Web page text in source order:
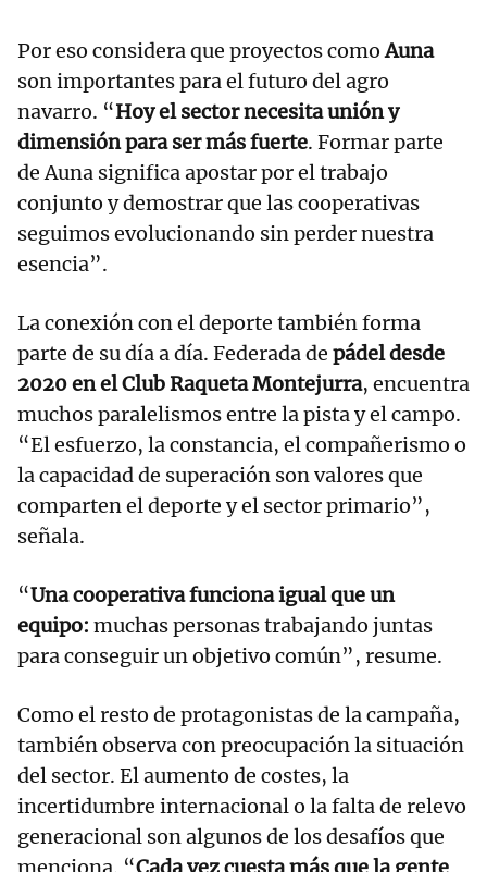
Por eso considera que proyectos comoAuna
son importantes para el futuro del agro
navarro. “Hoy el sector necesita unión y
dimensión para ser más fuerte. Formar parte
de Auna significa apostar por el trabajo
conjunto y demostrar que las cooperativas
seguimos evolucionando sin perder nuestra
esencia”.
La conexión con el deporte también forma
parte de su día a día. Federada de pádel desde
2020 en el Club Raqueta Montejurra, encuentra
muchos paralelismos entre la pista y el campo.
“El esfuerzo, la constancia, el compañerismo o
la capacidad de superación son valores que
comparten el deporte y el sector primario”,
señala.
“Una cooperativa funciona igual que un
equipo: muchas personas trabajando juntas
para conseguir un objetivo común”, resume.
Como el resto de protagonistas de la campaña,
también observa con preocupación la situación
del sector. El aumento de costes, la
incertidumbre internacional o la falta de relevo
generacional son algunos de los desafíos que